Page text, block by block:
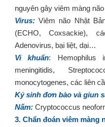
nguyên gây viêm màng
Virus:Viêm não Nhật
(ECHO, Coxsackie),
Adenovirus, bại liệt, dại…
Vi khuẩn: Hemophilus
meningitidis,
monocytogenes, các liên
Ký sinh đơn bào và giun
Nấm: Cryptococcus
3. Chẩn đoán viêm màng